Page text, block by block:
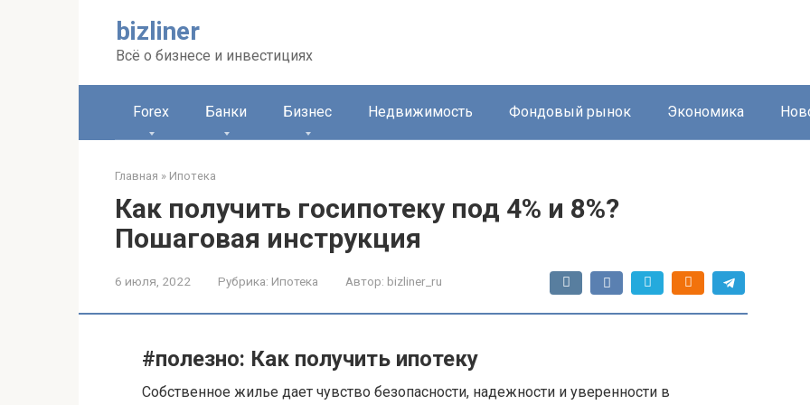
bizliner
Всё о бизнесе и инвестициях
Forex Банки Бизнес Недвижимость Фондовый рынок Экономика
Главная » Ипотека
Как получить госипотеку под 4% и 8%?
Пошаговая инструкция
6 июля, 2022 Рубрика: Ипотека Автор: bizliner_ru
#полезно: Как получить ипотеку
Собственное жилье дает чувство безопасности, надежности и уверенности в